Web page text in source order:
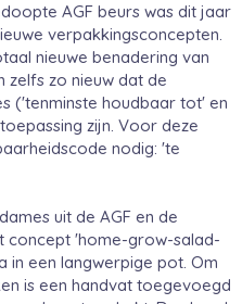
AGF beurs was dit jaar
verpakkingsconcepten.
nieuwe benadering van
zelfs zo nieuw dat de
('tenminste houdbaar tot' en
zijn. Voor deze
nodig: 'te
uit de AGF en de
concept 'home-grow-salad-
in een langwerpige pot. Om
is een handvat toegevoegd